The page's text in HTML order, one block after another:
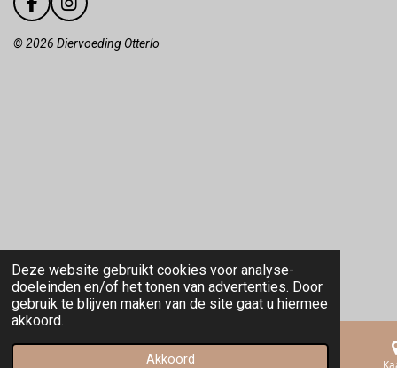
Deze website gebruikt cookies voor analyse-
doeleinden en/of het tonen van advertenties. Door
gebruik te blijven maken van de site gaat u hiermee
akkoord.
Akkoord
F
a
c
I
n
s
©️2026 Diervoeding Otterlo